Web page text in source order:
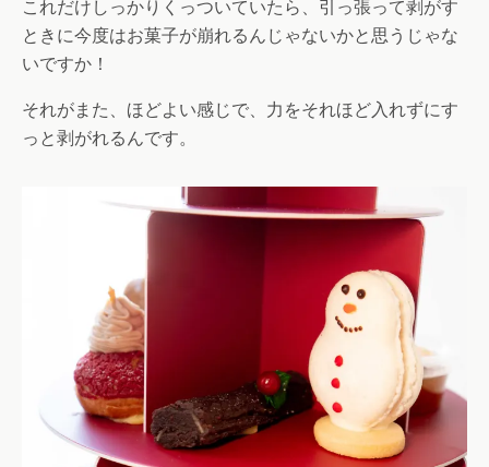
これだけしっかりくっついていたら、引っ張って剥がす
ときに今度はお菓子が崩れるんじゃないかと思うじゃな
いですか！
それがまた、ほどよい感じで、力をそれほど入れずにす
っと剥がれるんです。